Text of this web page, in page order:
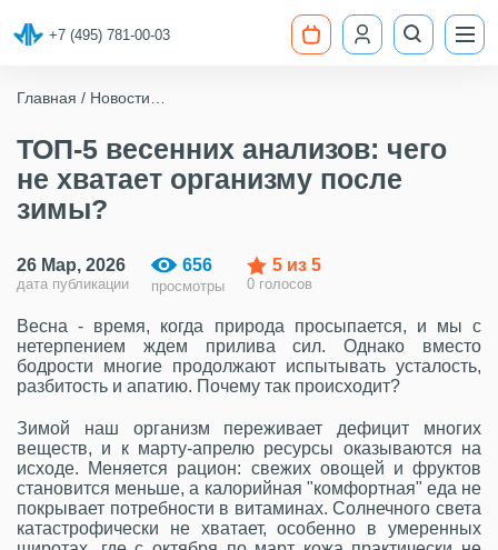
+7 (495) 781-00-03
Главная
Новости
ТОП-5 весенних анализов: чего
не хватает организму после
зимы?
26 Мар, 2026
дата публикации
656
просмотры
5 из 5
0 голосов
Весна - время, когда природа просыпается, и мы с
нетерпением ждем прилива сил. Однако вместо
бодрости многие продолжают испытывать усталость,
разбитость и апатию. Почему так происходит?
Зимой наш организм переживает дефицит многих
веществ, и к марту-апрелю ресурсы оказываются на
исходе. Меняется рацион: свежих овощей и фруктов
становится меньше, а калорийная "комфортная" еда не
покрывает потребности в витаминах. Солнечного света
катастрофически не хватает, особенно в умеренных